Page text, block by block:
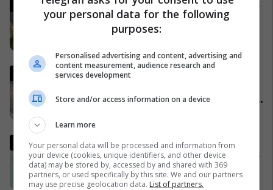
Gjermania shtrëngon rregullat,
burrat duhet të marrin leje nga
ushtria për të dalë jashtë
Trump publikon pamjet e
më e larta në Lindjen e Mesme:
Lufta në Iran dhe zhvillimet në
Lindjen e Mesme - MINUTË PAS
MINUTE
02/04/2026
your personal data for the following
purposes:
Personalised advertising and content, advertising and
content measurement, audience research and
services development
Store and/or access information on a device
Learn more
Your personal data will be processed and information from
your device (cookies, unique identifiers, and other device
data) may be stored by, accessed by and shared with 369
partners, or used specifically by this site. We and our partners
may use precise geolocation data. List of partners.